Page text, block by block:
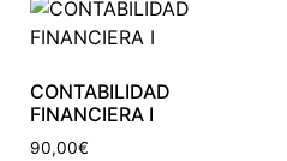
CONTABILIDAD
FINANCIERA I
90,00€